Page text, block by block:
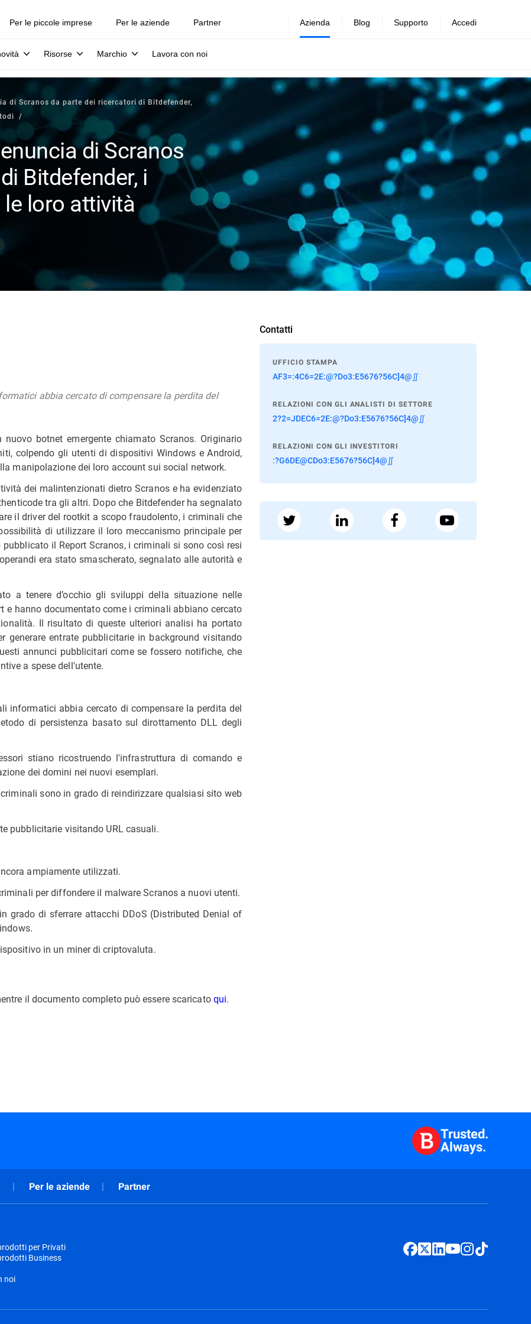
Per le piccole imprese Per le aziende Partner Azienda
Risorse Marchio Lavora con noi
Blog Supporto Accedi
di Scranos da parte dei ricercatori di Bitdefender,
di Scranos
Bitdefender, i
loro attività
abbia cercato di compensare la perdita del
botnet emergente chiamato Scranos. Originario
colpendo gli utenti di dispositivi Windows e Android,
manipolazione dei loro account sui social network.
dei malintenzionati dietro Scranos e ha evidenziato
tra gli altri. Dopo che Bitdefender ha segnalato
il driver del rootkit a scopo fraudolento, i criminali che
di utilizzare il loro meccanismo principale per
il Report Scranos, i criminali si sono così resi
era stato smascherato, segnalato alle autorità e
a tenere d’occhio gli sviluppi della situazione nelle
e hanno documentato come i criminali abbiano cercato
Il risultato di queste ulteriori analisi ha portato
entrate pubblicitarie in background visitando
annunci pubblicitari come se fossero notifiche, che
a spese dell'utente.
abbia cercato di compensare la perdita del
di persistenza basato sul dirottamento DLL degli
stiano ricostruendo l'infrastruttura di comando e
dei domini nei nuovi esemplari.
sono in grado di reindirizzare qualsiasi sito web
pubblicitarie visitando URL casuali.
ampiamente utilizzati.
per diffondere il malware Scranos a nuovi utenti.
di sferrare attacchi DDoS (Distributed Denial of
in un miner di criptovaluta.
il documento completo può essere scaricatoqui.
Contatti
UFFICIO STAMPA
AF3=:4C6=2E:@?Do3:E5676?56C]4@∬
RELAZIONI CON GLI ANALISTI DI SETTORE
2?2=JDEC6=2E:@?Do3:E5676?56C]4@∬
RELAZIONI CON GLI INVESTITORI
:?G6DE@CDo3:E5676?56C]4@∬
Trusted.
Always.
Per le aziende Partner
per Privati
Business
noi